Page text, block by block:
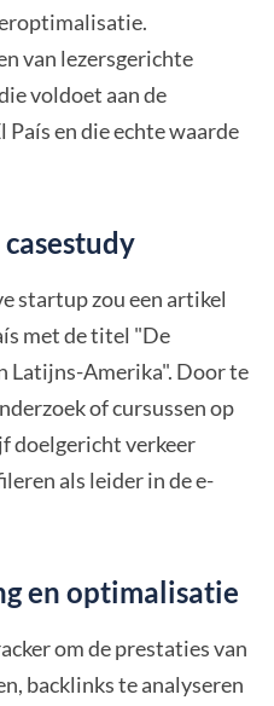
van lezersgerichte
voldoet aan de
en die echte waarde
startup zou een artikel
met de titel "De
Latijns-Amerika". Door te
of cursussen op
doelgericht verkeer
als leider in de e-
en optimalisatie
om de prestaties van
backlinks te analyseren